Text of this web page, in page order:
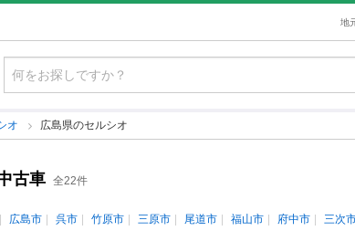
地
オ 広島県のセルシオ
古車 全22件
広島市 呉市 竹原市 三原市 尾道市 福山市 府中市 三次